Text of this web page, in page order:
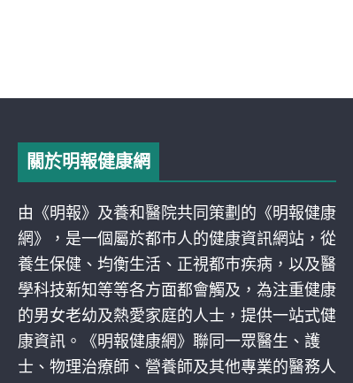
關於明報健康網
由《明報》及養和醫院共同策劃的《明報健康
網》，是一個屬於都巿人的健康資訊網站，從
養生保健、均衡生活、正視都巿疾病，以及醫
學科技新知等等各方面都會觸及，為注重健康
的男女老幼及熱愛家庭的人士，提供一站式健
康資訊。《明報健康網》聯同一眾醫生、護
士、物理治療師、營養師及其他專業的醫務人